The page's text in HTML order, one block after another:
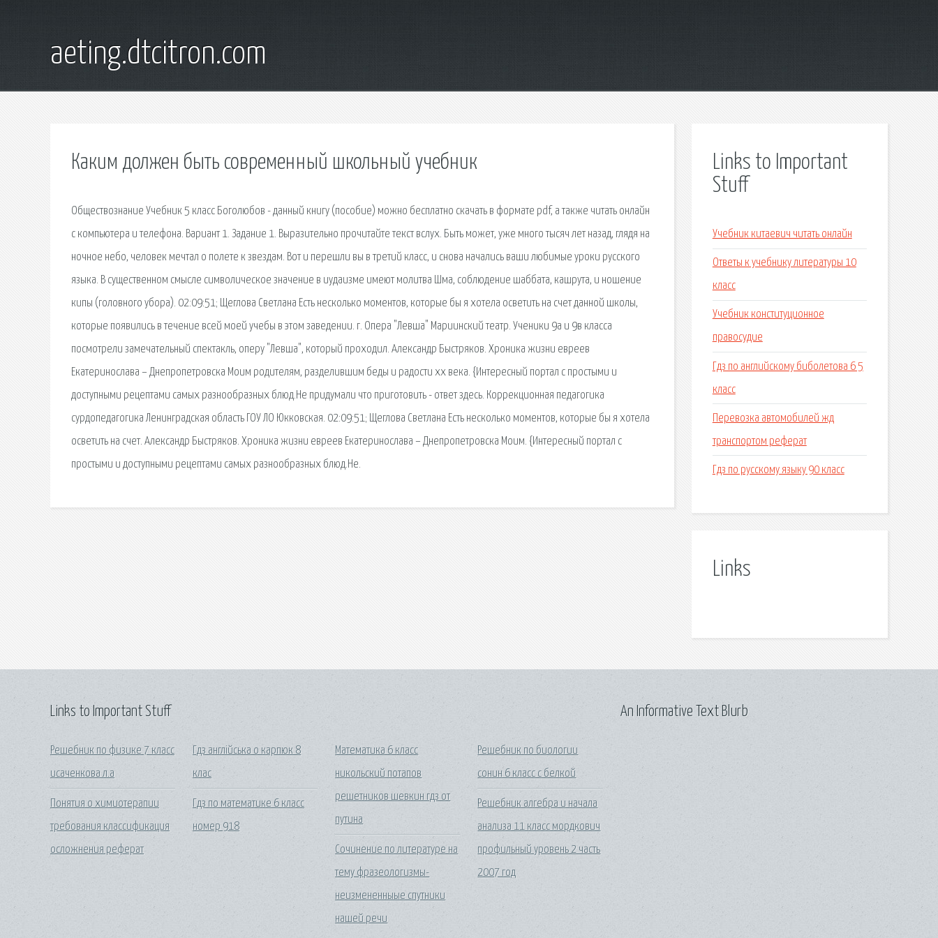
aeting.dtcitron.com
Каким должен быть современный школьный учебник
Обществознание Учебник 5 класс Боголюбов - данный книгу (пособие) можно бесплатно скачать в формате pdf, а также читать онлайн
с компьютера и телефона. Вариант 1. Задание 1. Выразительно прочитайте текст вслух. Быть может, уже много тысяч лет назад, глядя на
ночное небо, человек мечтал о полете к звездам. Вот и перешли вы в третий класс, и снова начались ваши любимые уроки русского
языка. В существенном смысле символическое значение в иудаизме имеют молитва Шма, соблюдение шаббата, кашрута, и ношение
кипы (головного убора). 02:09:51; Щеглова Светлана Есть несколько моментов, которые бы я хотела осветить на счет данной школы,
которые появились в течение всей моей учебы в этом заведении. г. Опера "Левша" Мариинский театр. Ученики 9а и 9в класса
посмотрели замечательный спектакль, оперу "Левша", который проходил. Александр Быстряков. Хроника жизни евреев
Екатеринослава – Днепропетровска Моим родителям, разделившим беды и радости xx века. {Интересный портал с простыми и
доступными рецептами самых разнообразных блюд.Не придумали что приготовить - ответ здесь. Коррекционная педагогика
сурдопедагогика Ленинградская область ГОУ ЛО Юкковская. 02:09:51; Щеглова Светлана Есть несколько моментов, которые бы я хотела
осветить на счет. Александр Быстряков. Хроника жизни евреев Екатеринослава – Днепропетровска Моим. {Интересный портал с
простыми и доступными рецептами самых разнообразных блюд.Не.
Links to Important
Stuff
Учебник китаевич читать онлайн
Ответы к учебнику литературы 10
класс
Учебник конституционное
правосудие
Гдз по английскому биболетова 6 5
класс
Перевозка автомобилей жд
транспортом реферат
Гдз по русскому языку 90 класс
Links
Links to Important Stuff
Решебник по физике 7 класс
исаченкова л.а
Понятия о химиотерапии
требования классификация
осложнения реферат
Гдз англійська о карпюк 8
клас
Гдз по математике 6 класс
номер 918
Математика 6 класс
никольский потапов
решетников шевкин гдз от
путина
Сочинение по литературе на
тему фразеологизмы-
неизмененныые спутники
нашей речи
Решебник по биологии
сонин 6 класс с белкой
Решебник алгебра и начала
анализа 11 класс мордкович
профильный уровень 2 часть
2007 год
An Informative Text Blurb